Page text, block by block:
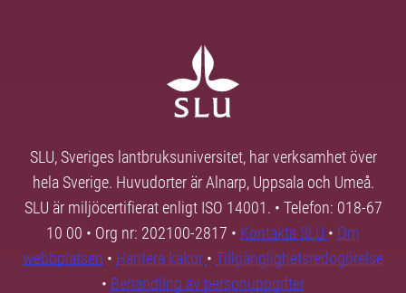
SLU, Sveriges lantbruksuniversitet, har verksamhet över
hela Sverige. Huvudorter är Alnarp, Uppsala och Umeå.
SLU är miljöcertifierat enligt ISO 14001. • Telefon: 018-67
10 00 • Org nr: 202100-2817 • Kontakta SLU • Om
webbplatsen • Hantera kakor • Tillgänglighetsredogörelse
• Behandling av personuppgifter